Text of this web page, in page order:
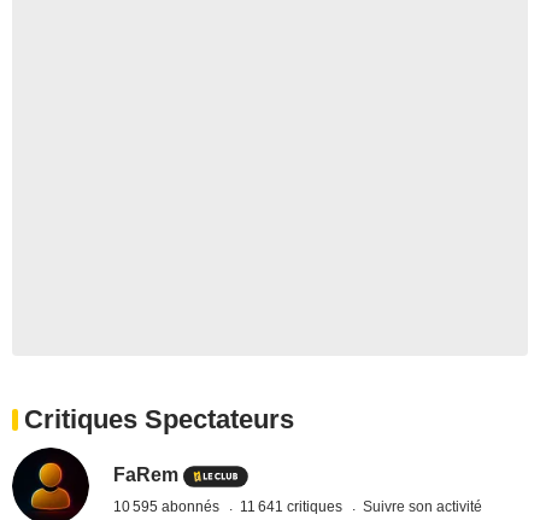
Critiques Spectateurs
FaRem
10 595 abonnés 11 641 critiques Suivre son activité